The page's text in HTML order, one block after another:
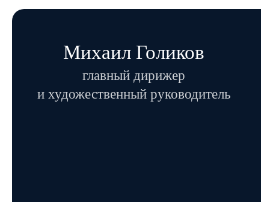
Михаил Голиков
главный дирижер
и художественный руководитель